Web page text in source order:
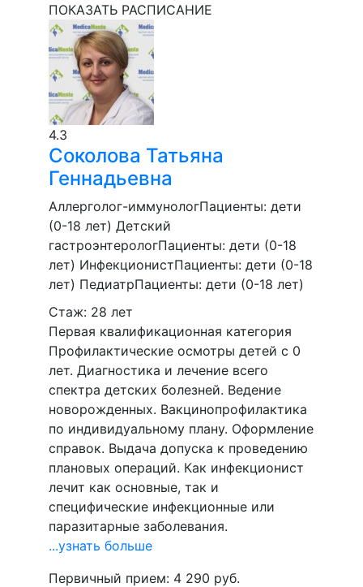
ПОКАЗАТЬ РАСПИСАНИЕ
4.3
Соколова Татьяна
Геннадьевна
Аллерголог-иммунологПациенты: дети
(0-18 лет) Детский
гастроэнтерологПациенты: дети (0-18
лет) ИнфекционистПациенты: дети (0-18
лет) ПедиатрПациенты: дети (0-18 лет)
Стаж: 28 лет
Первая квалификационная категория
Профилактические осмотры детей с 0
лет. Диагностика и лечение всего
спектра детских болезней. Ведение
новорожденных. Вакцинопрофилактика
по индивидуальному плану. Оформление
справок. Выдача допуска к проведению
плановых операций. Как инфекционист
лечит как основные, так и
специфические инфекционные или
паразитарные заболевания.
...узнать больше
Первичный прием: 4 290 руб.